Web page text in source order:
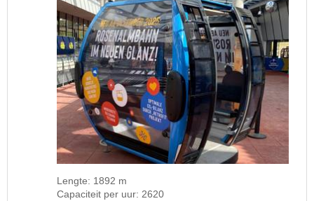
Lengte: 1892 m
Capaciteit per uur: 2620